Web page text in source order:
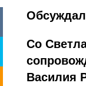
Со
Василия